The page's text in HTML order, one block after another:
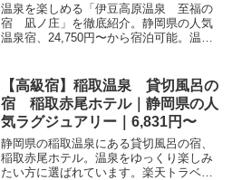
温泉を楽しめる「伊豆高原温泉 至福の
宿 凪ノ庄」を徹底紹介。静岡県の人気
温泉宿、24,750円〜から宿泊可能。温泉
【高級宿】稲取温泉 貸切風呂の
宿 稲取赤尾ホテル｜静岡県の人
気ラグジュアリー｜6,831円〜
静岡県の稲取温泉にある貸切風呂の宿、
稲取赤尾ホテル。温泉をゆっくり楽しみ
たい方に選ばれています。楽天トラベル